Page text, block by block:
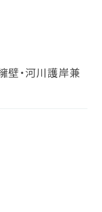
壁・河川護岸兼